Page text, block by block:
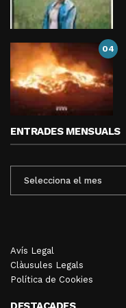
04
ENTRADES MENSUALS
MENSUALS
Avís Legal
Clàusules Legals
Política de Cookies